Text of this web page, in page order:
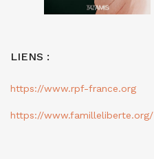
LIENS :
https://www.rpf-france.org
https://www.familleliberte.org/